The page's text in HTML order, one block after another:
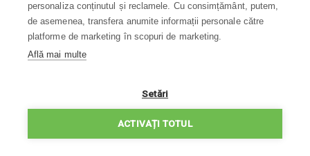
Contactați-ne
info@robotworld.ro
031 22 97 010
POLITICA DE CONFIDENȚIALITATE
personaliza conținutul și reclamele. Cu consimțământ, putem,
de asemenea, transfera anumite informații personale către
platforme de marketing în scopuri de marketing.
Află mai multe
Setări
ACTIVAȚI TOTUL